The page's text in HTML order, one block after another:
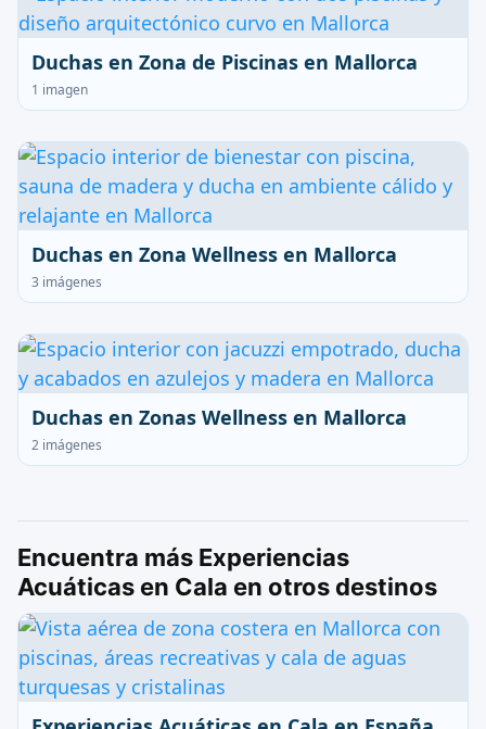
Duchas en Zona de Piscinas en Mallorca
1 imagen
Duchas en Zona Wellness en Mallorca
3 imágenes
Duchas en Zonas Wellness en Mallorca
2 imágenes
Encuentra más Experiencias
Acuáticas en Cala en otros destinos